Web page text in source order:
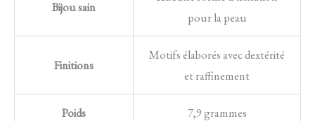
Bijou sain
pour la peau
Finitions
Motifs élaborés avec dextérité
et raffinement
Poids 7,9 grammes